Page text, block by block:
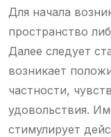
Для начала
пространство
Далее следует
возникает
частности,
удовольствия.
стимулирует